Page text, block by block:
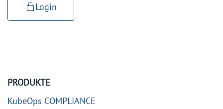
Login
PRODUKTE
KubeOps COMPLIANCE